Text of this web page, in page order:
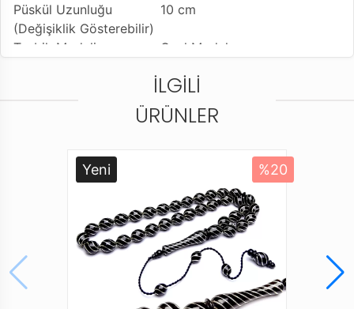
Püskül Uzunluğu
(Değişiklik Gösterebilir)
10 cm
Tesbih Modeli
Oval Model
İşçilikli Ürün
925 Ayar Gümüş Kamçı
Günlük Kullanıma Uygundur
Dizildiği Malzeme
Standart Tesbih İpi
Paketleme ve Gönderim
Standart Tesbih Kutusu ve
Karton Taşıma Çantası
4-5 Gün
Ürün Açıklaması
* Oltu Taşı Yöremiz Erzurum Oltu İlçesinin kuzey
doğusunda, Yer altından sadece el emeği ile bin bir
İLGILI
ÜRÜNLER
Yeni %20